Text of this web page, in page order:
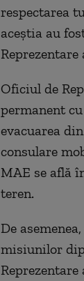
respectarea
aceştia au
Oficiul de
permanent
evacuarea
consulare
MAE se află
teren.
De
misiunilor